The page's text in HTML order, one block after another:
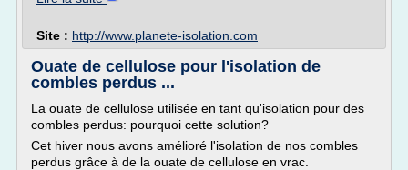
Site : http://www.planete-isolation.com
Ouate de cellulose pour l'isolation de
combles perdus ...
La ouate de cellulose utilisée en tant qu'isolation pour des
combles perdus: pourquoi cette solution?
Cet hiver nous avons amélioré l'isolation de nos combles
perdus grâce à de la ouate de cellulose en vrac.